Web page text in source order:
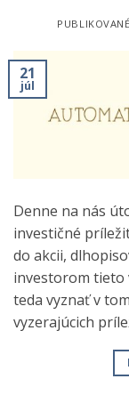
21
júl
Denne na nás
investičné
do akcii,
investorom tieto
teda vyznať v
vyzerajúcich